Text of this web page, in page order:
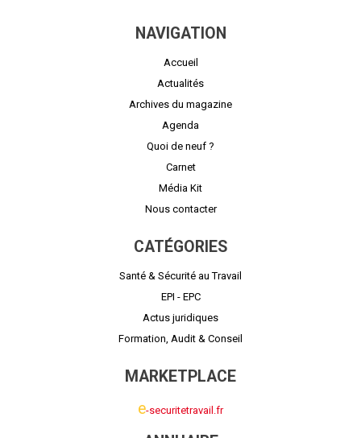
NAVIGATION
Accueil
Actualités
Archives du magazine
Agenda
Quoi de neuf ?
Carnet
Média Kit
Nous contacter
CATÉGORIES
Santé & Sécurité au Travail
EPI - EPC
Actus juridiques
Formation, Audit & Conseil
MARKETPLACE
e-securitetravail.fr